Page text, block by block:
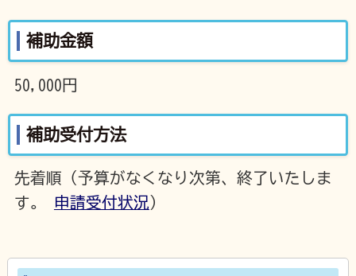
補助金額
50,000円
補助受付方法
先着順（予算がなくなり次第、終了いたしま
す。
申請受付状況 ）